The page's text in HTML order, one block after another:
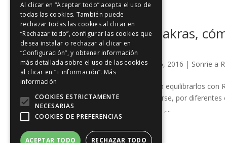
¿Qué son los chakras,
equilibrarlos?
porCarmen Alonso|Mar 25, 2016 | Sonrie a
¿Qúe son los chakras , cómo equilibrarlos
pueden debilitarse y bloquearse, por
generándonos desequilibrios ,...
Al clicar en “Aceptar todo” acepta el uso de
todas las cookies. También puede
rechazar todas las cookies al clicar en
“Rechazar todo”, configurar las cookies que
desea instalar o rechazar al clicar en
“Configuración”, y obtener información
más detallada sobre el uso de las cookies
al clicar en “+ información”. Más
información
COOKIES ESTRICTAMENTE
NECESARIAS
COOKIES DE PREFERENCIAS
ACEPTAR TODO RECHAZAR TODO